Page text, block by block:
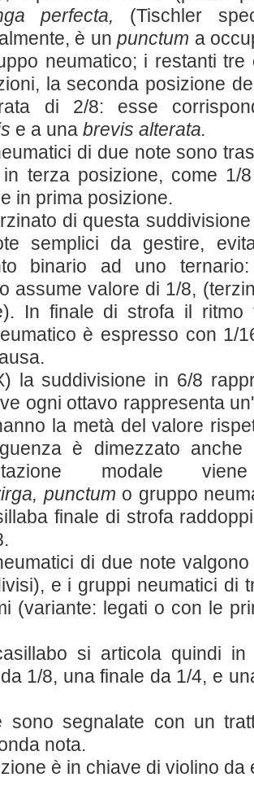
perfecta, (Tischler
è unpunctum a
neumatico; i restanti
la seconda posizione
di 2/8: esse
e a una brevis alterata.
di due note sono
terza posizione, come 1/
in prima posizione.
di questa
semplici da gestire,
binario ad uno
assume valore di 1/8,
In finale di strofa il
è espresso con 1/
la suddivisione in 6/8
ogni ottavo rappresenta
la metà del valore
è dimezzato
modale
punctum o gruppo
finale di strofa
di due note
e i gruppi neumatici di
(variante: legati o con le
si articola quindi
1/8, una finale da 1/4, e
sono segnalate con un
nota.
è in chiave di violino da